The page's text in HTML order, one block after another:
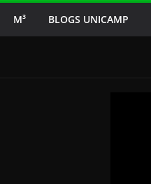
M³ BLOGS UNICAMP